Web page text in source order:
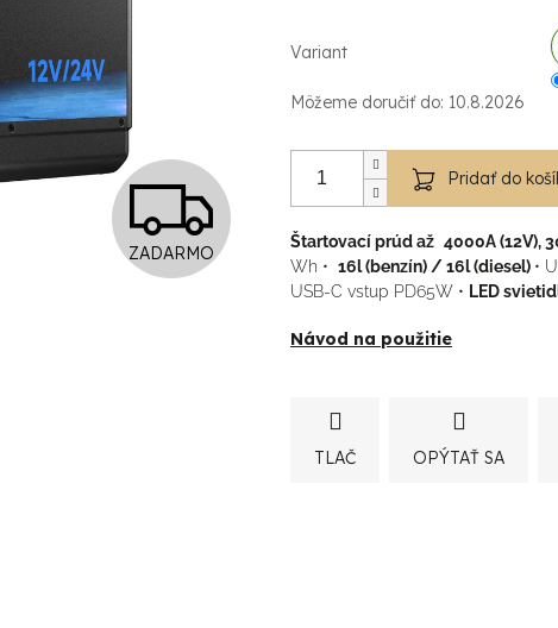
Z
ZADARMO
Variant
Môžeme doručiť do: 10.8.2026
Pridať do
Štartovací prúd až 4000A (12V),
Wh • 16l (benzín) / 16l (diesel) •
USB-C vstup PD65W • LED
Návod na použitie
TLAČ OPÝTAŤ SA